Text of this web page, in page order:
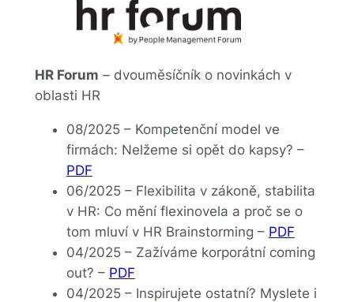
HR Forum – dvouměsíčník o novinkách v
oblasti HR
08/2025 – Kompetenční model ve
firmách: Nelžeme si opět do kapsy? –
PDF
06/2025 – Flexibilita v zákoně, stabilita
v HR: Co mění flexinovela a proč se o
tom mluví v HR Brainstorming – PDF
04/2025 – Zažíváme korporátní coming
out? – PDF
04/2025 – Inspirujete ostatní? Myslete i